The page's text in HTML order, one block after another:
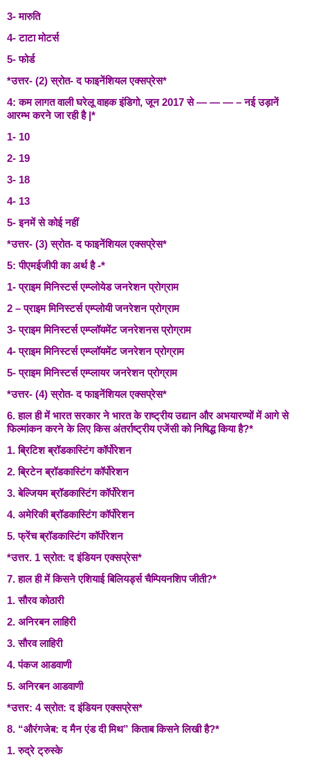
3- मारुति
4- टाटा मोटर्स
5- फोर्ड
*उत्तर- (2) स्रोत- द फाइनेंशियल एक्सप्रेस*
4: कम लागत वाली घरेलू वाहक इंडिगो, जून 2017 से — — — – नई उड़ानें
आरम्भ करने जा रही है |*
1- 10
2- 19
3- 18
4- 13
5- इनमें से कोई नहीं
*उत्तर- (3) स्रोत- द फाइनेंशियल एक्सप्रेस*
5: पीएमईजीपी का अर्थ है -*
1- प्राइम मिनिस्टर्स एम्प्लोयेड जनरेशन प्रोग्राम
2 – प्राइम मिनिस्टर्स एम्प्लोयी जनरेशन प्रोग्राम
3- प्राइम मिनिस्टर्स एम्प्लॉयमेंट जनरेशनस प्रोग्राम
4- प्राइम मिनिस्टर्स एम्प्लॉयमेंट जनरेशन प्रोग्राम
5- प्राइम मिनिस्टर्स एम्प्लायर जनरेशन प्रोग्राम
*उत्तर- (4) स्रोत- द फाइनेंशियल एक्सप्रेस*
6. हाल ही में भारत सरकार ने भारत के राष्ट्रीय उद्यान और अभयारण्यों में आगे से
फिल्मांकन करने के लिए किस अंतर्राष्ट्रीय एजेंसी को निषिद्ध किया है?*
1. ब्रिटिश ब्रॉडकास्टिंग कॉर्पोरेशन
2. ब्रिटेन ब्रॉडकास्टिंग कॉर्पोरेशन
3. बेल्जियम ब्रॉडकास्टिंग कॉर्पोरेशन
4. अमेरिकी ब्रॉडकास्टिंग कॉर्पोरेशन
5. फ्रेंच ब्रॉडकास्टिंग कॉर्पोरेशन
*उत्तर. 1 स्रोत: द इंडियन एक्सप्रेस*
7. हाल ही में किसने एशियाई बिलियर्ड्स चैम्पियनशिप जीती?*
1. सौरव कोठारी
2. अनिरबन लाहिरी
3. सौरव लाहिरी
4. पंकज आडवाणी
5. अनिरबन आडवाणी
*उत्तर: 4 स्रोत: द इंडियन एक्सप्रेस*
8. “औरंगजेब: द मैन एंड दी मिथ” किताब किसने लिखी है?*
1. रुद्रे ट्रुस्के